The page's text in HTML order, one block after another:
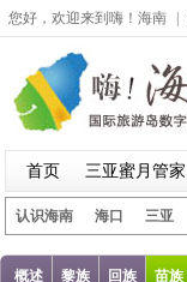
您好，欢迎来到嗨！海南
首页 三亚蜜月管家
认识海南 海口 三亚
概述 黎族 回族 苗族